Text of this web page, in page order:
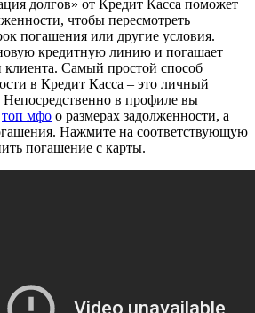
долгов» от Кредит Касса поможет
чтобы пересмотреть
погашения или другие условия.
кредитную линию и погашает
клиента. Самый простой способ
в Кредит Касса – это личный
Непосредственно в профиле вы
топ мфо о размерах задолженности, а
Нажмите на соответствующую
погашение с карты.